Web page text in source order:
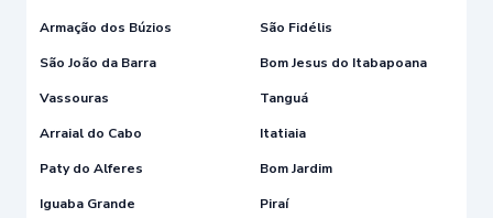
Armação dos Búzios
São Fidélis
São João da Barra
Bom Jesus do Itabapoana
Vassouras
Tanguá
Arraial do Cabo
Itatiaia
Paty do Alferes
Bom Jardim
Iguaba Grande
Piraí